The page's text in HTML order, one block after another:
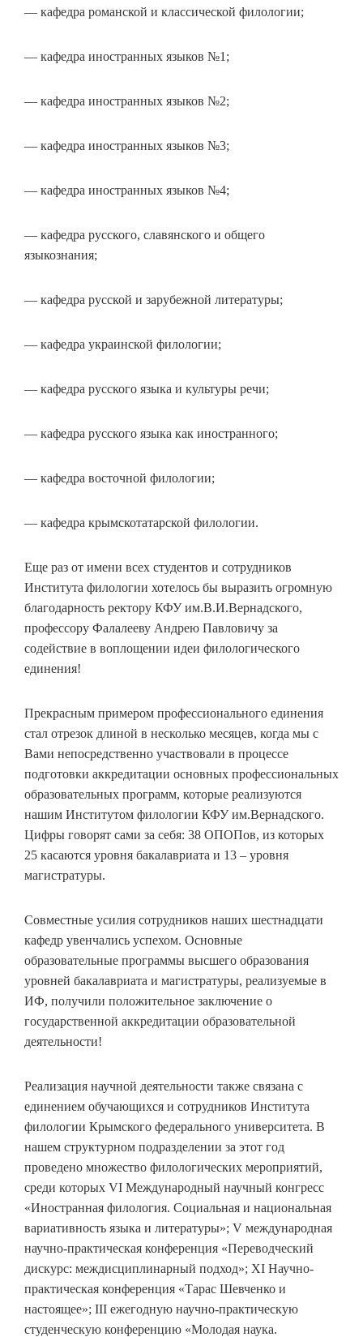
— кафедра романской и классической филологии;
— кафедра иностранных языков №1;
— кафедра иностранных языков №2;
— кафедра иностранных языков №3;
— кафедра иностранных языков №4;
— кафедра русского, славянского и общего
языкознания;
— кафедра русской и зарубежной литературы;
— кафедра украинской филологии;
— кафедра русского языка и культуры речи;
— кафедра русского языка как иностранного;
— кафедра восточной филологии;
— кафедра крымскотатарской филологии.
Еще раз от имени всех студентов и сотрудников
Института филологии хотелось бы выразить огромную
благодарность ректору КФУ им.В.И.Вернадского,
профессору Фалалееву Андрею Павловичу за
содействие в воплощении идеи филологического
единения!
Прекрасным примером профессионального единения
стал отрезок длиной в несколько месяцев, когда мы с
Вами непосредственно участвовали в процессе
подготовки аккредитации основных профессиональных
образовательных программ, которые реализуются
нашим Институтом филологии КФУ им.Вернадского.
Цифры говорят сами за себя: 38 ОПОПов, из которых
25 касаются уровня бакалавриата и 13 – уровня
магистратуры.
Совместные усилия сотрудников наших шестнадцати
кафедр увенчались успехом. Основные
образовательные программы высшего образования
уровней бакалавриата и магистратуры, реализуемые в
ИФ, получили положительное заключение о
государственной аккредитации образовательной
деятельности!
Реализация научной деятельности также связана с
единением обучающихся и сотрудников Института
филологии Крымского федерального университета. В
нашем структурном подразделении за этот год
проведено множество филологических мероприятий,
среди которых VI Международный научный конгресс
«Иностранная филология. Социальная и национальная
вариативность языка и литературы»; V международная
научно-практическая конференция «Переводческий
дискурс: междисциплинарный подход»; ХI Научно-
практическая конференция «Тарас Шевченко и
настоящее»; III ежегодную научно-практическую
студенческую конференцию «Молодая наука.